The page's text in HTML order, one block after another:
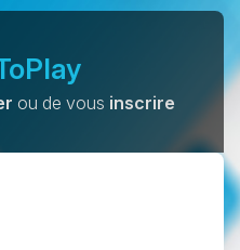
ou de vous inscrire